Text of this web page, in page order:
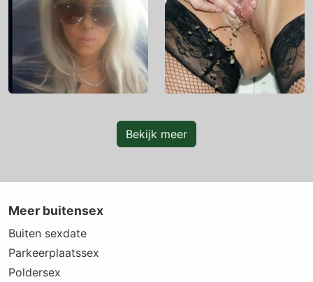
Bekijk meer
Meer buitensex
Buiten sexdate
Parkeerplaatssex
Poldersex